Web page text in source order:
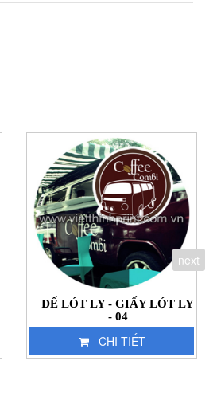
ĐẾ LÓT LY - GIẤY LÓT LY
- 04
CHI TIẾT
next